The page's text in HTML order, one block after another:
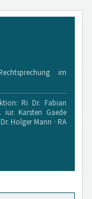
im
Ri Dr. Fabian
iur. Karsten Gaede
Holger Mann · RA